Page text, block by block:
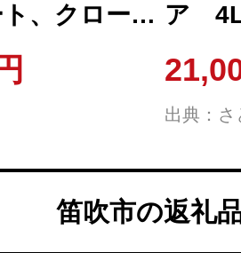
、クローバ ア
スキー
出典：さ
笛吹市の返礼